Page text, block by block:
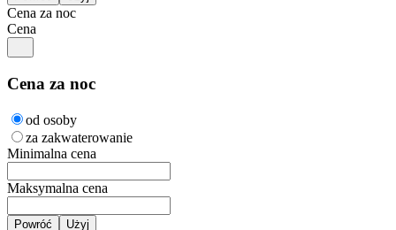
Cena za noc
Cena
Cena za noc
od osoby
za zakwaterowanie
Minimalna cena
Maksymalna cena